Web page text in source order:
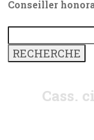
Conseiller
Cass.